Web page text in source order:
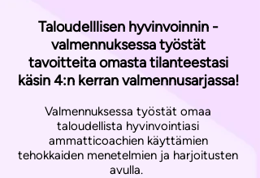
Taloudelllisen hyvinvoinnin -
valmennuksessa työstät
tavoitteita omasta tilanteestasi
käsin 4:n kerran valmennusarjassa!
Valmennuksessa työstät omaa
taloudellista hyvinvointiasi
ammatticoachien käyttämien
tehokkaiden menetelmien ja harjoitusten
avulla.